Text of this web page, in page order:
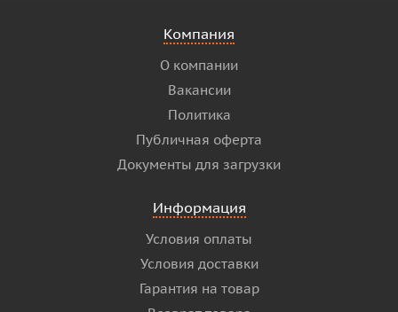
Компания
О компании
Вакансии
Политика
Публичная оферта
Документы для загрузки
Информация
Условия оплаты
Условия доставки
Гарантия на товар